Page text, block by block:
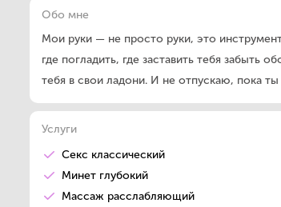
Обо мне
Мои руки — не просто руки, это
где погладить, где заставить тебя
тебя в свои ладони. И не отпускаю, пока
Услуги
Секс классический
Минет глубокий
Массаж расслабляющий